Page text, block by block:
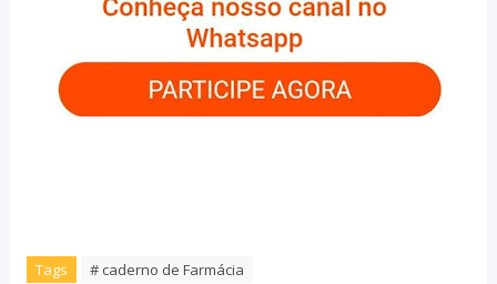
Tags # caderno de Farmácia